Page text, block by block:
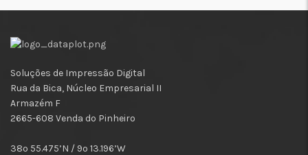
Soluções de Impressão Digital
Rua da Bica, Núcleo Empresarial II
Armazém F
2665-608 Venda do Pinheiro
38º 55.475’N / 9º 13.196’W